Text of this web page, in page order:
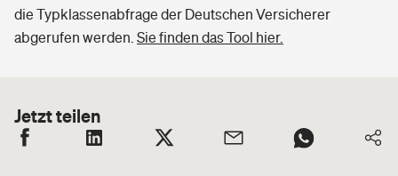
die Typklassenabfrage der Deutschen Versicherer
abgerufen werden. Sie finden das Tool hier.
Jetzt teilen